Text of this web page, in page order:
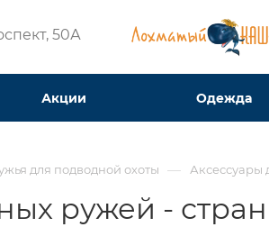
50А​
Акции Одежда
для подводной охоты — Аксессуары
ружей -